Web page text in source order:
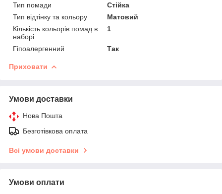
Тип помади
Стійка
Тип відтінку та кольору
Матовий
Кількість кольорів помад в
наборі
1
Гіпоалергенний Так
Приховати
Умови доставки
Нова Пошта
Безготівкова оплата
Всі умови доставки
Умови оплати